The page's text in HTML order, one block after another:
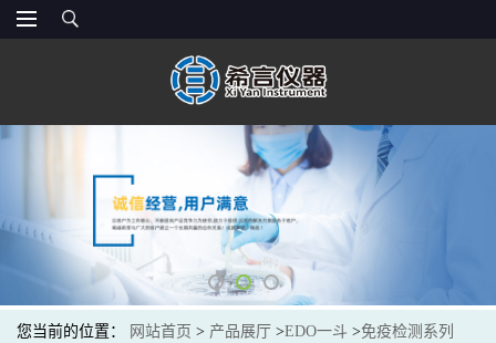
您当前的位置： 网站首页 > 产品展厅 >EDO一斗 >免疫检测系列